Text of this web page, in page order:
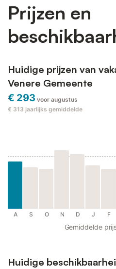
Prijzen en
Huidige prijzen van
Venere Gemeente
€ 293 voor augustus
€ 313 jaarlijks gemiddelde
A S O N D J F
Gemiddelde
Huidige